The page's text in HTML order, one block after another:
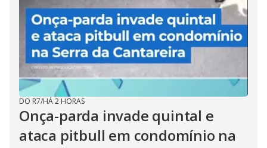
DO R7/HÁ 2 HORAS
Onça-parda invade quintal e
ataca pitbull em condomínio na